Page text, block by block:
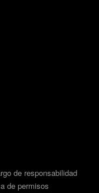
de responsabilidad
de permisos